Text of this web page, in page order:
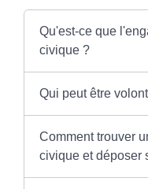
Qu'est-ce que
civique ?
Qui peut être
Comment trouver
civique et déposer